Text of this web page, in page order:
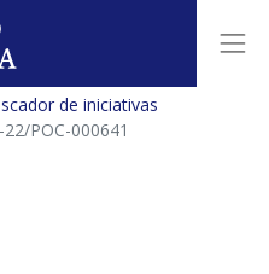
de iniciativas
22/POC-000641